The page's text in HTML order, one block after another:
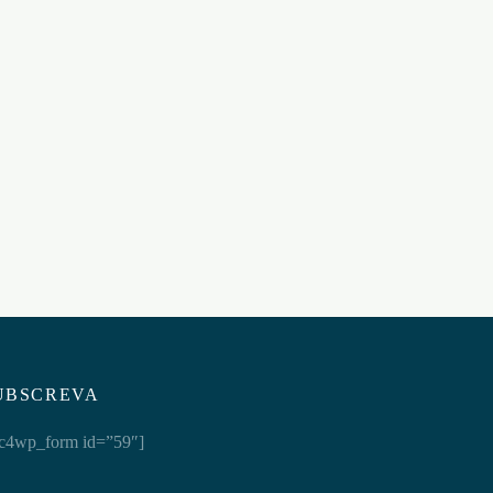
id=”59″]